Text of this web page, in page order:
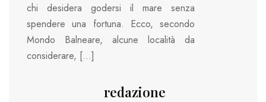
chi desidera godersi il mare senza
spendere una fortuna. Ecco, secondo
Mondo Balneare, alcune località da
considerare, […]
redazione